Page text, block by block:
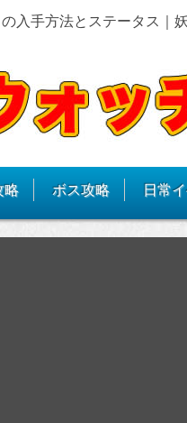
入手方法とステータス｜
略 ボス攻略 日常